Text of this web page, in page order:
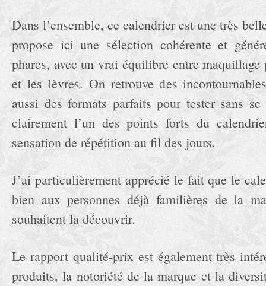
Dans l’ensemble, ce calendrier est une très
propose ici une sélection cohérente et
phares, avec un vrai équilibre entre
et les lèvres. On retrouve des
aussi des formats parfaits pour tester sans
clairement l’un des points forts du
sensation de répétition au fil des jours.
J’ai particulièrement apprécié le fait que le
bien aux personnes déjà familières de la
souhaitent la découvrir.
Le rapport qualité-prix est également très
produits, la notoriété de la marque et la